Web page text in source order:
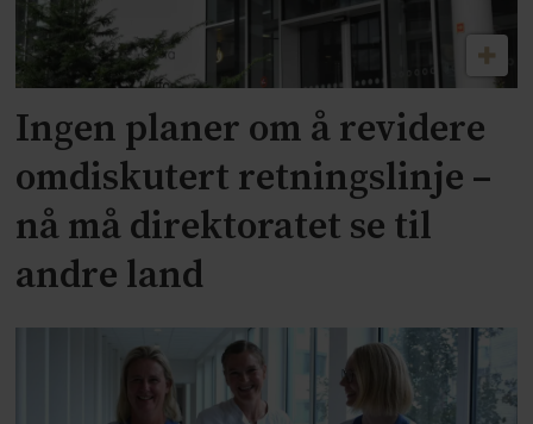
Ingen planer om å revidere
omdiskutert retningslinje –
nå må direktoratet se til
andre land